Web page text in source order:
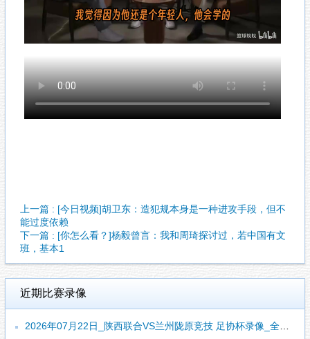
上一篇 : [今日视频]胡卫东：造犯规本身是一种进攻手段，但不
能过度依赖
下一篇 : [你怎么看？]杨毅曾言：我和周琦探讨过，若中国有文
班，基本1
近期比赛录像
2026年07月22日_陕西联合VS兰州陇原竞技 足协杯录像_全场录像【高清回放】